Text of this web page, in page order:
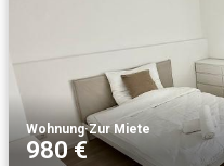
Wohnung·Zur Miete
980 €